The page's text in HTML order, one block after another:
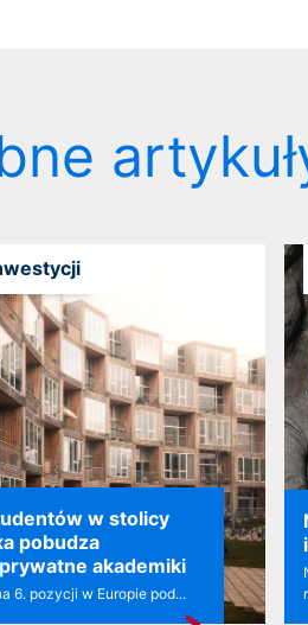
w stolicy
pobudza
akademiki
6. pozycji w Europie pod...